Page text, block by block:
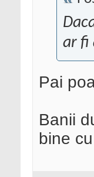
ar fi
Pai
Banii
bine